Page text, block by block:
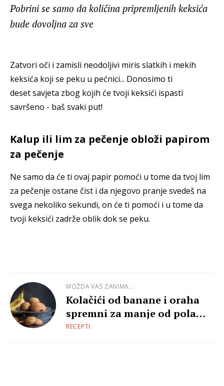
Pobrini se samo da količina pripremljenih keksića
bude dovoljna za sve
Zatvori oči i zamisli neodoljivi miris slatkih i mekih
keksića koji se peku u pećnici... Donosimo ti
deset savjeta zbog kojih će tvoji keksići ispasti
savršeno - baš svaki put!
Kalup ili lim za pečenje obloži papirom
za pečenje
Ne samo da će ti ovaj papir pomoći u tome da tvoj lim
za pečenje ostane čist i da njegovo pranje svedeš na
svega nekoliko sekundi, on će ti pomoći i u tome da
tvoji keksići zadrže oblik dok se peku.
MOŽDA VAS ZANIMA...
Kolačići od banane i oraha
spremni za manje od pola
sata
RECEPTI